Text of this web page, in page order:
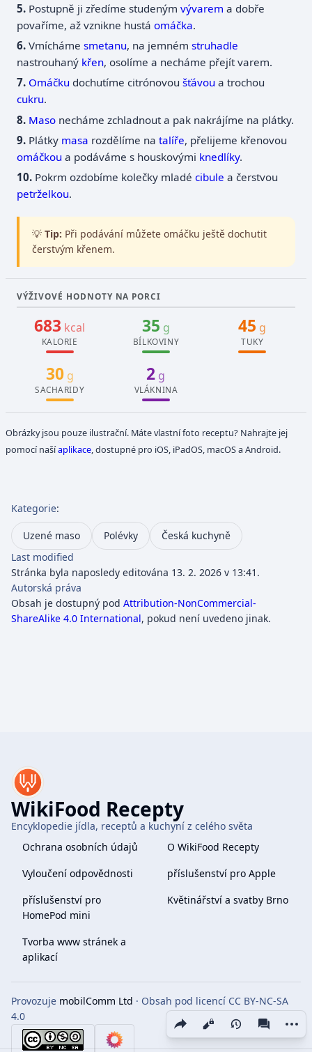
Share this page
Zobrazení
Postupně ji zředíme studenýmvývarem a dobře
povaříme, až vznikne hustáomáčka.
Vmíchámesmetanu, na jemnémstruhadle
nastrouhaný křen, osolíme a necháme přejít varem.
Omáčku dochutíme citrónovoušťávou a trochou
cukru.
Maso necháme zchladnout a pak nakrájíme na plátky.
Plátky masa rozdělíme natalíře, přelijeme křenovou
omáčkou a podáváme s houskovými knedlíky.
Pokrm ozdobíme kolečky mladécibule a čerstvou
petrželkou.
💡 Tip: Při podávání můžete omáčku ještě dochutit
čerstvým křenem.
VÝŽIVOVÉ HODNOTY NA PORCI
683 kcal
KALORIE
35 g
BÍLKOVINY
45 g
TUKY
30g
SACHARIDY
2 g
VLÁKNINA
Obrázky jsou pouze ilustrační. Máte vlastní foto receptu? Nahrajte jej
pomocí našíaplikace, dostupné pro iOS, iPadOS, macOS a Android.
Kategorie:
Uzené maso Polévky
Česká kuchyně
Last modified
Stránka byla naposledy editována 13. 2. 2026 v 13:41.
Autorská práva
Obsah je dostupný pod Attribution-NonCommercial-
ShareAlike 4.0 International, pokud není uvedeno jinak.
WikiFood Recepty
Encyklopedie jídla, receptů a kuchyní z celého světa
Ochrana osobních údajů
O WikiFood Recepty
Vyloučení odpovědnosti
příslušenství pro Apple
příslušenství pro
HomePod mini
Květinářství a svatby Brno
Tvorba www stránek a
aplikací
Provozuje mobilComm Ltd · Obsah pod licencí CC BY-NC-SA
4.0